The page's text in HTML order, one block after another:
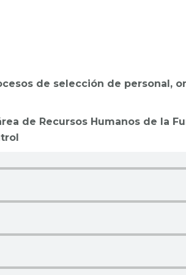
de selección de personal,
de Recursos Humanos de la